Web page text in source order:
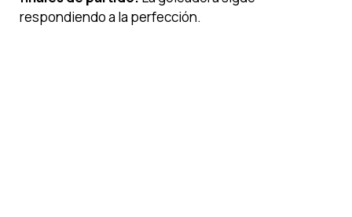
respondiendo a la perfección.